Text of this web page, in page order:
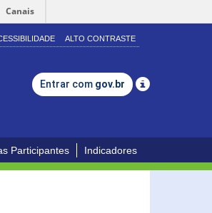
Canais
ALTO CONTRASTE
Entrar com gov.br
Participantes Indicadores